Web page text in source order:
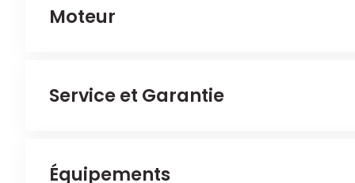
Moteur
Couple : 120 Nm
Couple maxi à : 120 t/mn
Véhicule Automate à fonct. Continu
Injection : Injection directe
Service et Garantie
Début de la garantie: 26/02/2026
Immatriculation: Registered vehicle
Équipements